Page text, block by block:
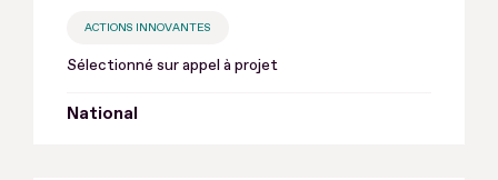
ACTIONS INNOVANTES
Sélectionné sur appel à projet
National